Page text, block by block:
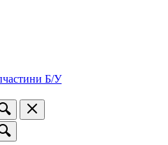
Б/У